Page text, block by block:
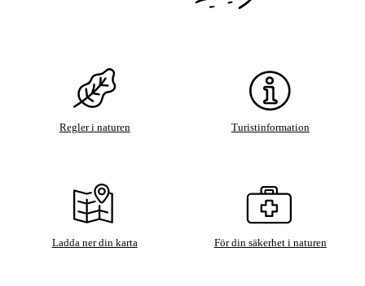
Regler i naturen Turistinformation
Ladda ner din karta För din säkerhet i naturen